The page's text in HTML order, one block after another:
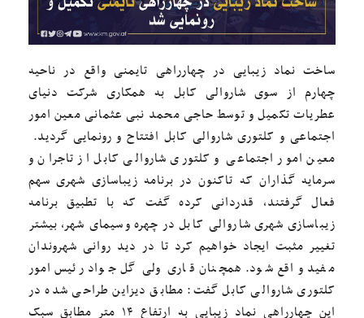
ساخت نماد زیبایی در چهارراهی تایمنی واقع در ناحیه
چهارم از سوی شاروالی کابل به همکاری شرکت دنیای
عطریات تکمیل و توسط حاجی محمد نبی عثمانی معین امور
اجتماعی و کلتوری شاروالی کابل افتتاح و رونمایی گردید.
معین امور اجتماعی و کلتوری شاروالی کابل از تاجران و
سرمایه گذاران که تاکنون در برنامه زیباسازی شهری سهم
فعال گرفتند، قدردانی کرده گفت که با تطبیق برنامه
زیباسازی شهری شاروالی کابل در چهره وسیمای شهر، بیشتر
تغییر مثبت ایجاد خواهیم کرد تا در دید روانی شهروندان
مفید واقع شود. همچنان قاری ولی گل جواد رئیس امور
کلتوری شاروالی کابل گفت: مطابق دیزاین طراحی شده در
این چهارراهی نماد زیبایی به ارتفاع ۱۴ متر مطابق سبک